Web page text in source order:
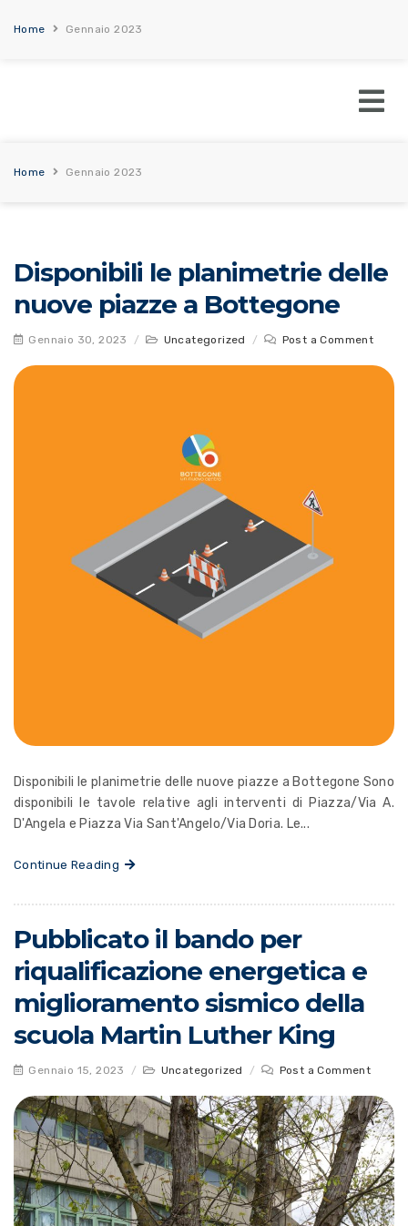
Home Gennaio 2023
Home Gennaio 2023
Disponibili le planimetrie delle
nuove piazze a Bottegone
Gennaio 30, 2023 / Uncategorized / Post a Comment
Disponibili le planimetrie delle nuove piazze a Bottegone Sono
disponibili le tavole relative agli interventi di Piazza/Via A.
D'Angela e Piazza Via Sant'Angelo/Via Doria. Le...
Continue Reading
Pubblicato il bando per
riqualificazione energetica e
miglioramento sismico della
scuola Martin Luther King
Gennaio 15, 2023 / Uncategorized / Post a Comment